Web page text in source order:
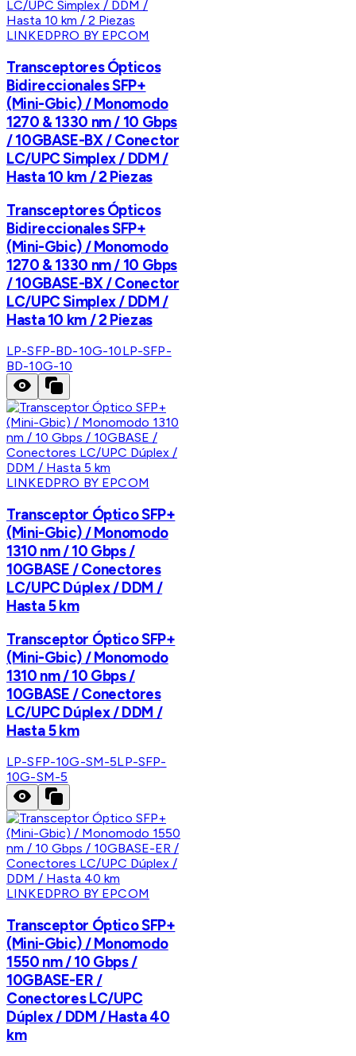
LINKEDPRO BY EPCOM
Transceptores Ópticos
Bidireccionales SFP+
(Mini-Gbic) / Monomodo
1270 & 1330 nm / 10 Gbps
/ 10GBASE-BX / Conector
LC/UPC Simplex / DDM /
Hasta 10 km / 2 Piezas
Transceptores Ópticos
Bidireccionales SFP+
(Mini-Gbic) / Monomodo
1270 & 1330 nm / 10 Gbps
/ 10GBASE-BX / Conector
LC/UPC Simplex / DDM /
Hasta 10 km / 2 Piezas
LP-SFP-BD-10G-10LP-SFP-
BD-10G-10
LINKEDPRO BY EPCOM
Transceptor Óptico SFP+
(Mini-Gbic) / Monomodo
1310 nm / 10 Gbps /
10GBASE / Conectores
LC/UPC Dúplex / DDM /
Hasta 5 km
Transceptor Óptico SFP+
(Mini-Gbic) / Monomodo
1310 nm / 10 Gbps /
10GBASE / Conectores
LC/UPC Dúplex / DDM /
Hasta 5 km
LP-SFP-10G-SM-5LP-SFP-
10G-SM-5
LINKEDPRO BY EPCOM
Transceptor Óptico SFP+
(Mini-Gbic) / Monomodo
1550 nm / 10 Gbps /
10GBASE-ER /
Conectores LC/UPC
Dúplex / DDM / Hasta 40
km